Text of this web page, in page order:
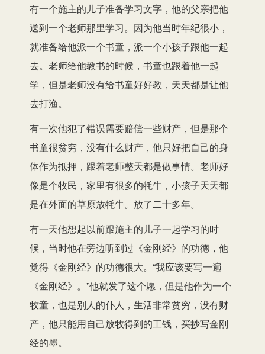
有一个施主的儿子准备学习文字，他的父亲把他
送到一个老师那里学习。因为他当时年纪很小，
就准备给他派一个书童，派一个小孩子跟他一起
去。老师给他教书的时候，书童也跟着他一起
学，但是老师没有给书童好好教，天天都是让他
去打渔。
有一次他犯了错误需要赔偿一些财产，但是那个
书童很贫穷，没有什么财产，他只好把自己的身
体作为抵押，跟着老师整天都是做事情。老师好
像是个牧民，家里有很多的牦牛，小孩子天天都
是在外面的草原放牦牛。放了二十多年。
有一天他想起以前跟施主的儿子一起学习的时
候，当时他在旁边听到过《金刚经》的功德，他
觉得《金刚经》的功德很大。“我应该要写一遍
《金刚经》。”他就发了这个愿，但是他作为一个
牧童，也是别人的仆人，生活非常贫穷，没有财
产，他只能用自己放牧得到的工钱，买抄写金刚
经的墨。